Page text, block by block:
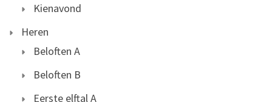
Kienavond
Heren
Beloften A
Beloften B
Eerste elftal A